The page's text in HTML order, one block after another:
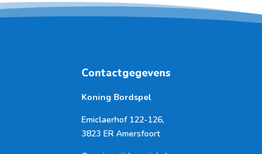
Contactgegevens
Koning Bordspel
Emiclaerhof 122-126,
3823 ER Amersfoort